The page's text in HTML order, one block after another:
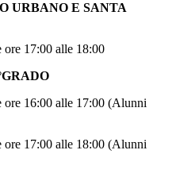
URBANO E SANTA
17:00 alle 18:00
16:00 alle 17:00 (Alunni
17:00 alle 18:00 (Alunni